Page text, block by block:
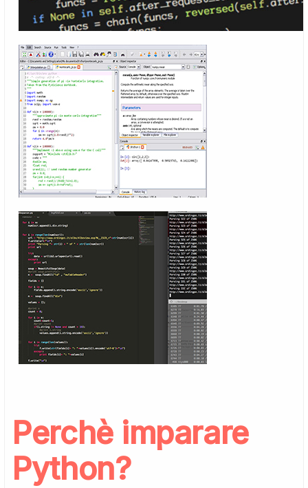
Perchè imparare
Python?